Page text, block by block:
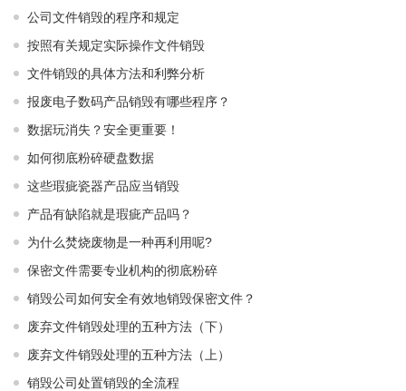
公司文件销毁的程序和规定
按照有关规定实际操作文件销毁
文件销毁的具体方法和利弊分析
报废电子数码产品销毁有哪些程序？
数据玩消失？安全更重要！
如何彻底粉碎硬盘数据
这些瑕疵瓷器产品应当销毁
产品有缺陷就是瑕疵产品吗？
为什么焚烧废物是一种再利用呢?
保密文件需要专业机构的彻底粉碎
销毁公司如何安全有效地销毁保密文件？
废弃文件销毁处理的五种方法（下）
废弃文件销毁处理的五种方法（上）
销毁公司处置销毁的全流程